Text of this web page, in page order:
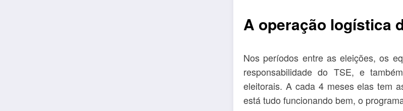
A operação logística
Nos períodos entre as eleições, os
responsabilidade do TSE, e
eleitorais. A cada 4 meses elas tem
está tudo funcionando bem, o